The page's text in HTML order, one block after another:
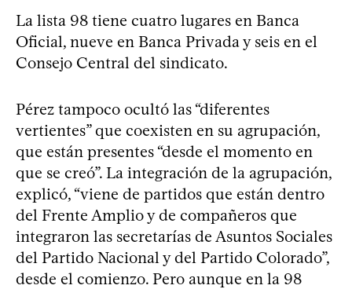
La lista 98 tiene cuatro lugares en Banca
Oficial, nueve en Banca Privada y seis en el
Consejo Central del sindicato.
Pérez tampoco ocultó las “diferentes
vertientes” que coexisten en su agrupación,
que están presentes “desde el momento en
que se creó”. La integración de la agrupación,
explicó, “viene de partidos que están dentro
del Frente Amplio y de compañeros que
integraron las secretarías de Asuntos Sociales
del Partido Nacional y del Partido Colorado”,
desde el comienzo. Pero aunque en la 98